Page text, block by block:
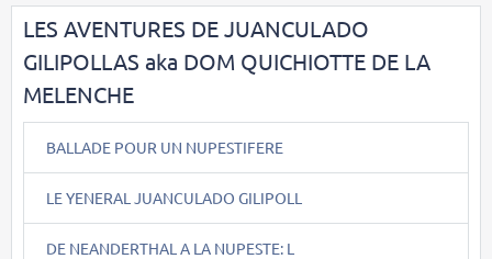
LES AVENTURES DE JUANCULADO
GILIPOLLAS aka DOM QUICHIOTTE DE LA
MELENCHE
BALLADE POUR UN NUPESTIFERE
LE YENERAL JUANCULADO GILIPOLL
DE NEANDERTHAL A LA NUPESTE: L